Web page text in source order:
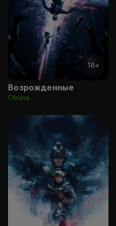
18+
Возрожденные
Obuna